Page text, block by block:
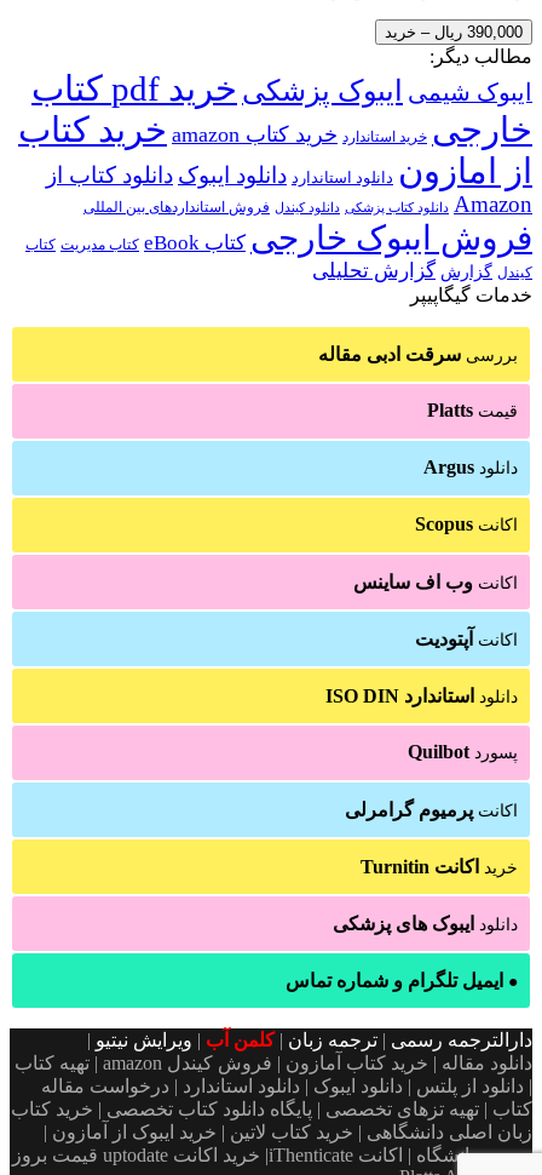
390,000 ریال – خرید
مطالب دیگر:
ایبوک شیمی ایبوک پزشکی
خرید pdf کتاب
خارجی خرید استاندارد خرید کتاب amazon
خرید کتاب
از امازون دانلود استاندارد دانلود ایبوک دانلود کتاب از
Amazon دانلود کتاب پزشکی دانلود کیندل فروش استانداردهای بین المللی
فروش ایبوک خارجی کتاب eBook کتاب مدیریت کتاب
کیندل گزارش گزارش تحلیلی
خدمات گیگاپیپر
بررسی سرقت ادبی مقاله
قیمت Platts
دانلود Argus
اکانت Scopus
اکانت وب اف ساینس
اکانت آپتودیت
دانلود استاندارد ISO DIN
پسورد Quilbot
اکانت پرمیوم گرامرلی
خرید اکانت Turnitin
دانلود ایبوک های پزشکی
● ایمیل تلگرام و شماره تماس
دارالترجمه رسمی | ترجمه زبان |کلمن آب | ویرایش نیتیو |
دانلود مقاله | خرید کتاب آمازون | فروش کیندل amazon | تهیه کتاب
| دانلود از پلتس | دانلود ایبوک | دانلود استاندارد | درخواست مقاله
کتاب | تهیه تزهای تخصصی | پایگاه دانلود کتاب تخصصی | خرید کتاب
زبان اصلی دانشگاهی | خرید کتاب لاتین | خرید ایبوک از آمازون |
پسورد دانشگاه | اکانت iThenticate| خريد اكانت uptodate قیمت بروز